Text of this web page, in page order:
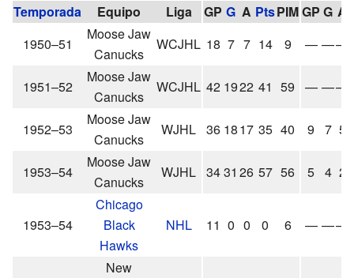
Temporada
Equipo Liga GP G A PtsPIMGP G A
1950–51
Moose Jaw
Canucks
WCJHL 18 7 7 14 9 — ——
1951–52
Moose Jaw
Canucks
WCJHL 42 1922 41 59 — ——
1952–53
Moose Jaw
Canucks
WJHL 36 1817 35 40 9 7 5
1953–54
Moose Jaw
Canucks
WJHL 3431 26 57 56 5 4 2
1953–54
Chicago
Black
Hawks
NHL 11 0 0 0 6 — ——
New